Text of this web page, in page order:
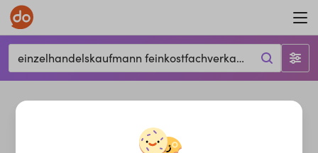
einzelhandelskaufmann feinkostfachverkauf, Leonding, 4060